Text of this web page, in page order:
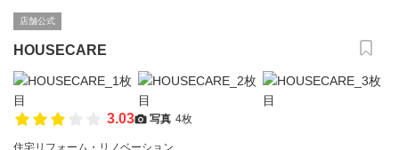
店舗公式
HOUSECARE
3.03 写真 4枚
住宅リフォーム・リノベーション